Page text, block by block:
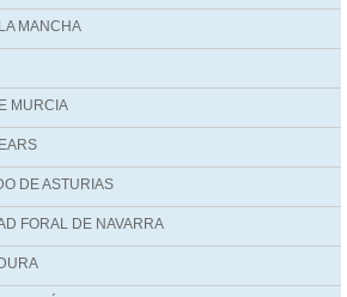
MANCHA
MURCIA
DE ASTURIAS
FORAL DE NAVARRA